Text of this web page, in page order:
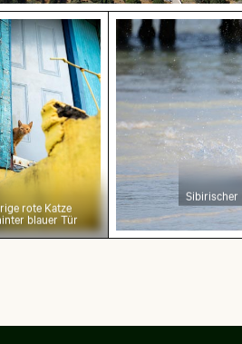
rote Katze blickt hinter
rote Katze
blauer Tür
Sibirischer
Sibirischer